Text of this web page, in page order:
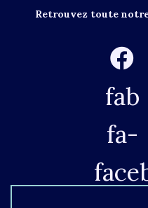
Retrouvez toute
fab
fa-